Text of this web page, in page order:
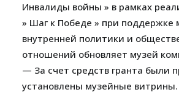
Инвалиды войны » в рамках
» Шаг к Победе » при поддержке
внутренней политики и
отношений обновляет музей
— За счет средств гранта были
установлены музейные витрины.